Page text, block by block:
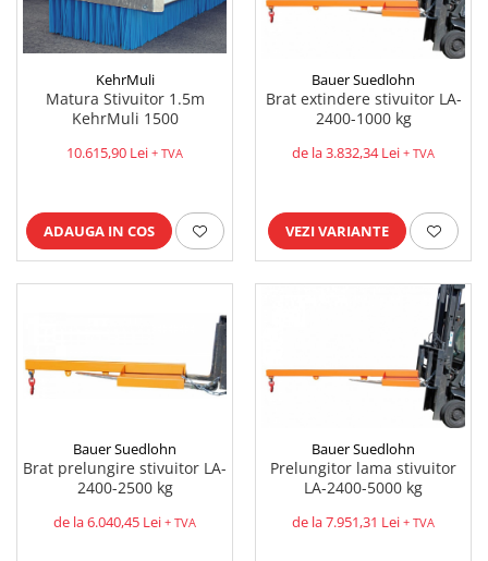
KehrMuli
Matura Stivuitor 1.5m
KehrMuli 1500
10.615,90 Lei + TVA
ADAUGA IN COS
Bauer Suedlohn
Brat extindere stivuitor LA-
2400-1000 kg
de la 3.832,34 Lei + TVA
VEZI VARIANTE
Bauer Suedlohn
Brat prelungire stivuitor LA-
2400-2500 kg
de la 6.040,45 Lei + TVA
Bauer Suedlohn
Prelungitor lama stivuitor
LA-2400-5000 kg
de la 7.951,31 Lei + TVA